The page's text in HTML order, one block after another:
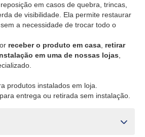
em casos de quebra, trincas,
de visibilidade. Ela permite restaurar
a necessidade de trocar todo o
receber o produto em casa retirar
em uma de nossas lojas
produtos instalados em loja.
para entrega ou retirada sem instalação.